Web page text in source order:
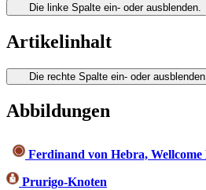
Die linke Spalte ein- oder ausblenden.
Artikelinhalt
Die rechte Spalte ein- oder ausblenden.
Abbildungen
Ferdinand von Hebra,
Prurigo-Knoten